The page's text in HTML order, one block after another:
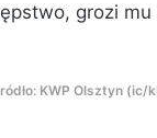
grozi mu
KWP Olsztyn (ic/